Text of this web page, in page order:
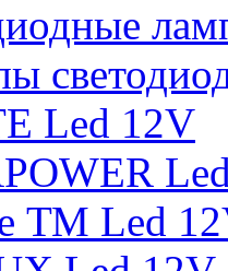
Led 12V
ТМ Led